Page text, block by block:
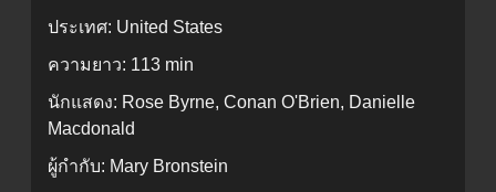
ประเทศ: United States
ความยาว: 113 min
นักแสดง: Rose Byrne, Conan O'Brien, Danielle
Macdonald
ผู้กำกับ: Mary Bronstein